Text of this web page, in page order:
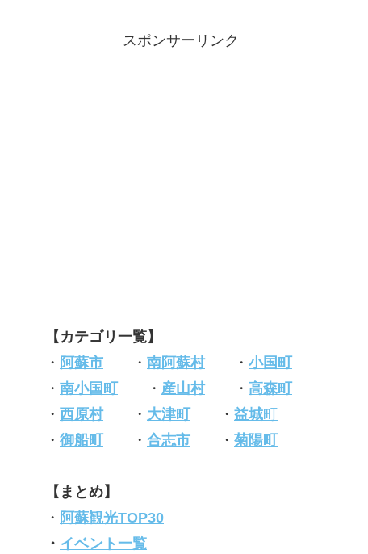
スポンサーリンク
【カテゴリ一覧】
・ 阿蘇市 ・ 南阿蘇村・ 小国町
・ 南小国町・ 産山村・ 高森町
・ 西原村・ 大津町・ 益城町
・ 御船町・ 合志市 ・ 菊陽町
【まとめ】
・ 阿蘇観光TOP30
・ イベント一覧